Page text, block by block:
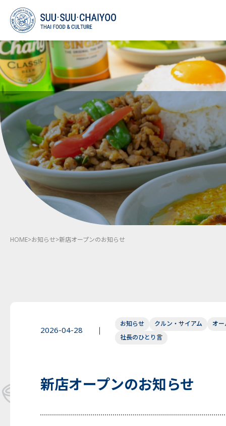
HOME>お知らせ>新店オープンのお知らせ
2026-04-28
お知らせ クルン・サイアム
オ
社長のひとり言
新店オープンのお知らせ